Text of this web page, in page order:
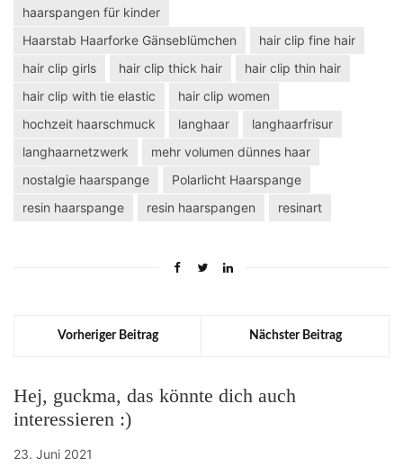
haarspangen für kinder
Haarstab Haarforke Gänseblümchen
hair clip fine hair
hair clip girls
hair clip thick hair
hair clip thin hair
hair clip with tie elastic
hair clip women
hochzeit haarschmuck
langhaar
langhaarfrisur
langhaarnetzwerk
mehr volumen dünnes haar
nostalgie haarspange
Polarlicht Haarspange
resin haarspange
resin haarspangen resinart
Vorheriger Beitrag Nächster Beitrag
Hej, guckma, das könnte dich auch
interessieren :)
23. Juni 2021